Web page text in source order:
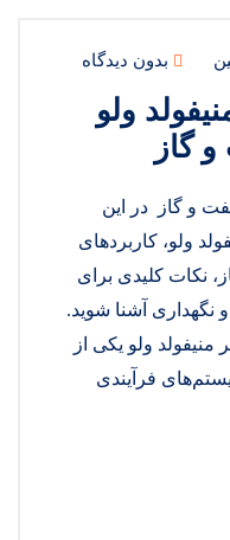
بدون دیدگاه
ولو
گاز
و گاز در این
ولو، کاربردهای
کلیدی برای
آشنا شوید.
ولو یکی از
فرآیندی